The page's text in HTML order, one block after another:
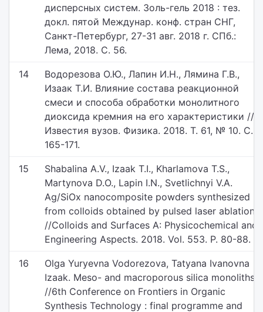
дисперсных систем. Золь-гель 2018 : тез.
докл. пятой Междунар. конф. стран СНГ,
Санкт-Петербург, 27-31 авг. 2018 г. СПб.:
Лема, 2018. С. 56.
14
Водорезова О.Ю., Лапин И.Н., Лямина Г.В.,
Изаак Т.И. Влияние состава реакционной
смеси и способа обработки монолитного
диоксида кремния на его характеристики //
Известия вузов. Физика. 2018. Т. 61, № 10. С.
165-171.
15
Shabalina A.V., Izaak T.I., Kharlamova T.S.,
Martynova D.O., Lapin I.N., Svetlichnyi V.A.
Ag/SiOx nanocomposite powders synthesized
from colloids obtained by pulsed laser ablation
//Colloids and Surfaces A: Physicochemical and
Engineering Aspects. 2018. Vol. 553. P. 80-88.
16
Olga Yuryevna Vodorezova, Tatyana Ivanovna
Izaak. Meso- and macroporous silica monoliths
//6th Conference on Frontiers in Organic
Synthesis Technology : final programme and